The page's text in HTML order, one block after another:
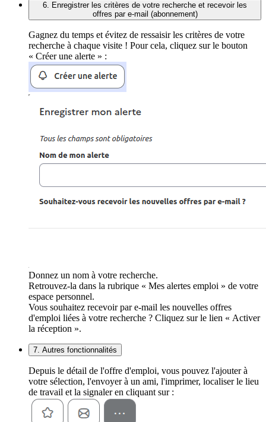
6. Enregistrer les critères de votre recherche et recevoir les
offres par e-mail (abonnement)
Gagnez du temps et évitez de ressaisir les critères de votre
recherche à chaque visite ! Pour cela, cliquez sur le bouton
« Créer une alerte » :
Donnez un nom à votre recherche.
Retrouvez-la dans la rubrique « Mes alertes emploi » de votre
espace personnel.
Vous souhaitez recevoir par e-mail les nouvelles offres
d'emploi liées à votre recherche ? Cliquez sur le lien « Activer
la réception ».
7. Autres fonctionnalités
Depuis le détail de l'offre d'emploi, vous pouvez l'ajouter à
votre sélection, l'envoyer à un ami, l'imprimer, localiser le lieu
de travail et la signaler en cliquant sur :